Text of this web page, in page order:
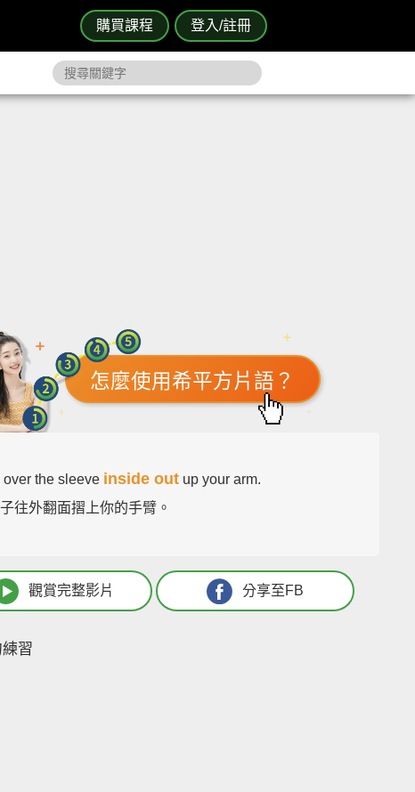
購買課程 登入/註冊
怎麼使用希平方片語？
over the sleeve inside out up your arm.
往外翻面摺上你的手臂。
觀賞完整影片 分享至FB
習